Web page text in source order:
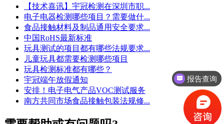
【技术喜讯】宇冠检测在深圳市职...
电子电器检测哪些项目？需要做什...
食品接触材料及制品通用安全要求...
中国RoHS最新标准
玩具测试的项目都有哪些法规要求...
儿童玩具都需要检测哪些项目
玩具检测标准都有哪些？
宇冠端午放假通知
安排！电子电气产品VOC测试服务
南方共同市场食品接触包装法规修...
授权资质